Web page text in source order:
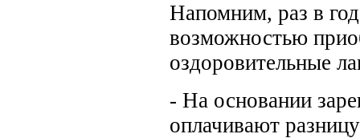
Напомним, раз в
возможностью
оздоровительные
- На основании
оплачивают